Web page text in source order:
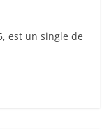
est un single de